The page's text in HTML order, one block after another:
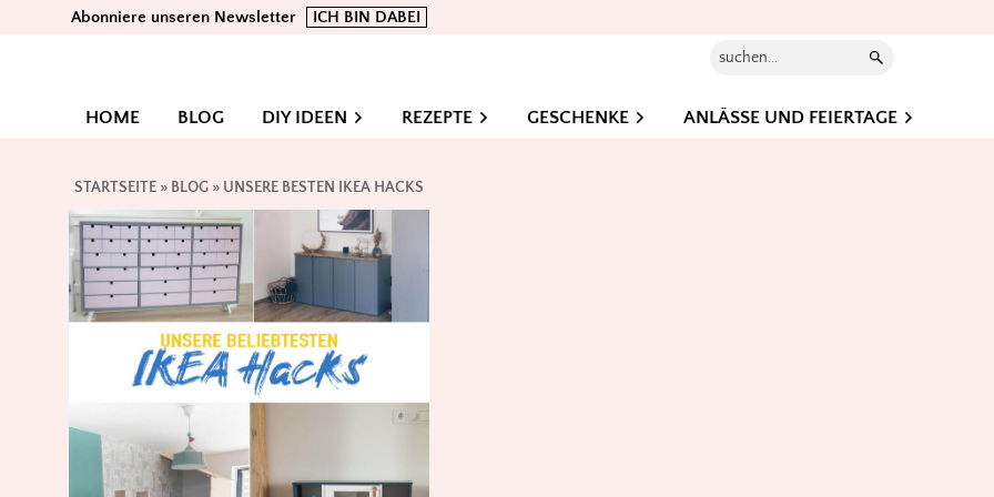
Abonniere unseren Newsletter ICH BIN DABEI
Suchen...
HOME BLOG DIY IDEEN REZEPTE GESCHENKE ANLÄSSE UND FEIERTAGE
STARTSEITE» BLOG» UNSERE BESTEN IKEA HACKS